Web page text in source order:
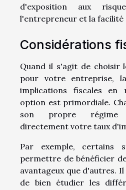
d'exposition aux
l'entrepreneur et la facilité
Considérations
Quand il s'agit de choisir
pour votre entreprise,
implications fiscales en
option est primordiale.
son propre régime
directement votre taux
Par exemple, certains
permettre de bénéficier
avantageux que d'autres.
de bien étudier les